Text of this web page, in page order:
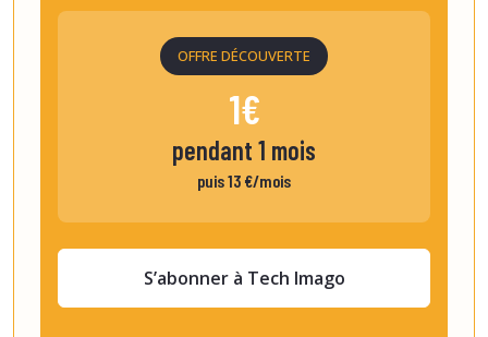
OFFRE DÉCOUVERTE
1€
pendant 1 mois
puis 13 €/mois
S’abonner à Tech Imago